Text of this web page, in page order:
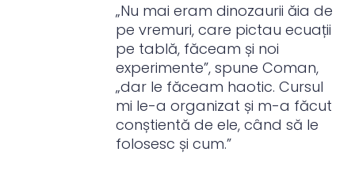
„Nu mai eram dinozaurii ăia de
pe vremuri, care pictau ecuații
pe tablă, făceam și noi
experimente”, spune Coman,
„dar le făceam haotic. Cursul
mi le-a organizat și m-a făcut
conștientă de ele, când să le
folosesc și cum.”